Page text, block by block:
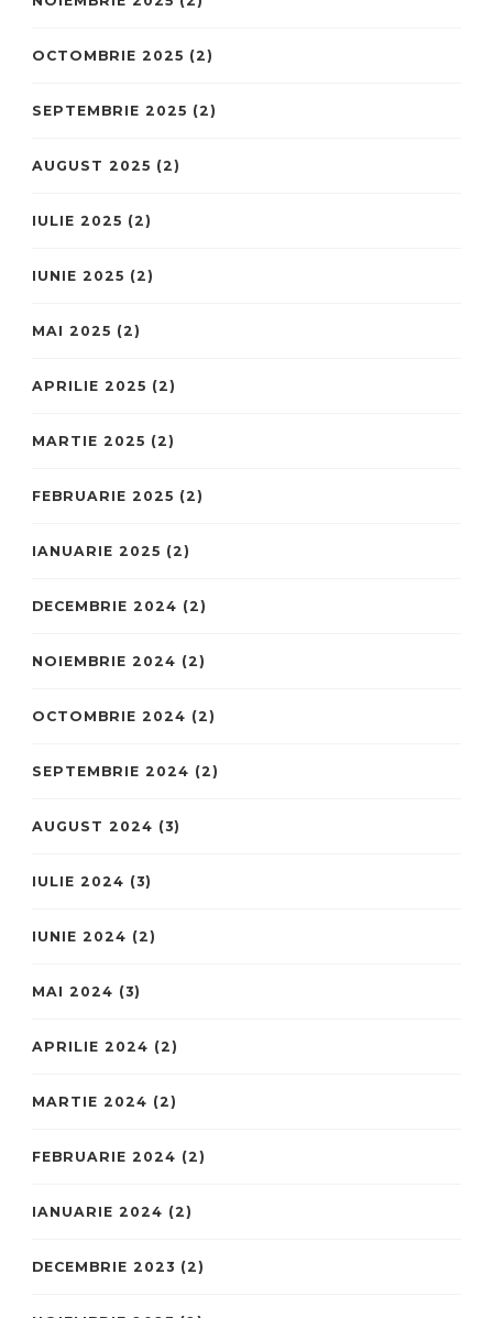
OCTOMBRIE 2025 (2)
SEPTEMBRIE 2025 (2)
AUGUST 2025 (2)
IULIE 2025 (2)
IUNIE 2025 (2)
MAI 2025 (2)
APRILIE 2025 (2)
MARTIE 2025 (2)
FEBRUARIE 2025 (2)
IANUARIE 2025 (2)
DECEMBRIE 2024 (2)
NOIEMBRIE 2024 (2)
OCTOMBRIE 2024 (2)
SEPTEMBRIE 2024 (2)
AUGUST 2024 (3)
IULIE 2024 (3)
IUNIE 2024 (2)
MAI 2024 (3)
APRILIE 2024 (2)
MARTIE 2024 (2)
FEBRUARIE 2024 (2)
IANUARIE 2024 (2)
DECEMBRIE 2023 (2)